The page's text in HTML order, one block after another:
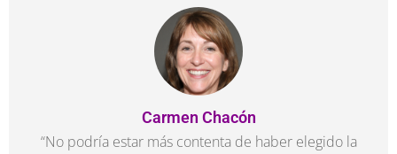
“No podría estar más contenta de haber elegido la
Carmen Chacón